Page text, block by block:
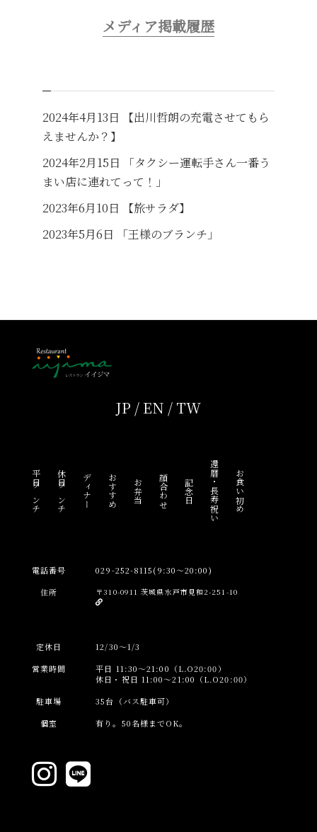
メディア掲載履歴
2024年4月13日 【出川哲朗の充電させてもら
えませんか？】
2024年2月15日 「タクシー運転手さん一番う
まい店に連れてって！」
2023年6月10日 【旅サラダ】
2023年5月6日 「王様のブランチ」
JP / EN / TW
平日ランチ 休日ランチ ディナー おすすめ お弁当 顔合わせ 記念日 還暦・長寿祝い お食い初め
電話番号
029-252-8115(9:30～20:00)
住所
〒310-0911 茨城県水戸市見和2-251-10
定休日
12/30～1/3
営業時間
平日 11:30～21:00（L.O20:00）
休日・祝日 11:00～21:00（L.O20:00）
駐車場
35台（バス駐車可）
個室
有り。50名様までOK。